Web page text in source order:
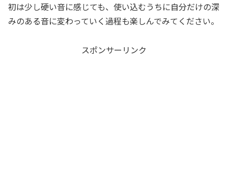
初は少し硬い音に感じても、使い込むうちに自分だけの深
みのある音に変わっていく過程も楽しんでみてください。
スポンサーリンク